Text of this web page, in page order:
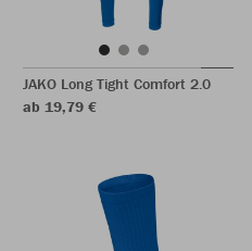
JAKO Long Tight Comfort 2.0
ab 19,79 €